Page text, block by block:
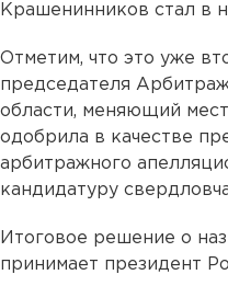
Крашенинников стал в
Отметим, что это уже
председателя
области, меняющий
одобрила в качестве
арбитражного
кандидатуру
Итоговое решение о
принимает президент